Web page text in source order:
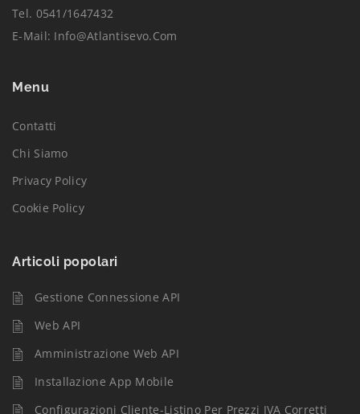
Tel. 0541/1647432
E-Mail: Info@atlantisevo.com
Menu
Contatti
Chi Siamo
Privacy Policy
Cookie Policy
Articoli popolari
Gestione Connessione API
Web API
Amministrazione Web API
Installazione App Mobile
Configurazioni Cliente-Listino Per Prezzi IVA Corretti